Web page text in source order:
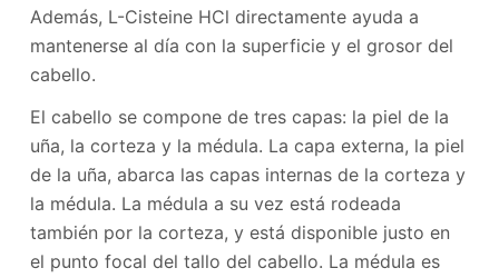
Además, L-Cisteine ​​HCl directamente ayuda a
mantenerse al día con la superficie y el grosor del
cabello.
El cabello se compone de tres capas: la piel de la
uña, la corteza y la médula. La capa externa, la piel
de la uña, abarca las capas internas de la corteza y
la médula. La médula a su vez está rodeada
también por la corteza, y está disponible justo en
el punto focal del tallo del cabello. La médula es